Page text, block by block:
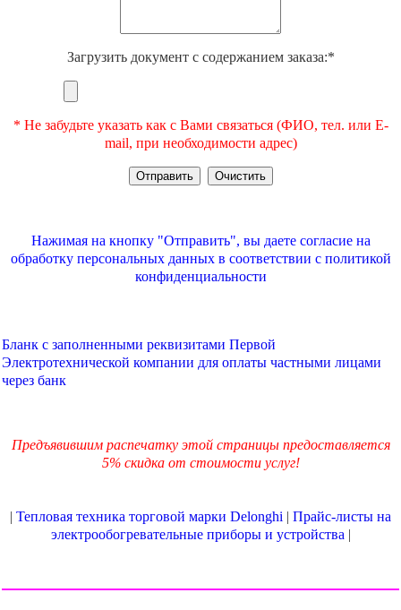
Загрузить документ с содержанием заказа:*
* Не забудьте указать как с Вами связаться (ФИО, тел. или E-
mail, при необходимости адрес)
Нажимая на кнопку "Отправить", вы даете согласие на
обработку персональных данных в соответствии с политикой
конфиденциальности
Бланк с заполненными реквизитами Первой
Электротехнической компании для оплаты частными лицами
через банк
Предъявившим распечатку этой страницы предоставляется
5% скидка от стоимости услуг!
| Тепловая техника торговой марки Delonghi | Прайс-листы на
электрообогревательные приборы и устройства |